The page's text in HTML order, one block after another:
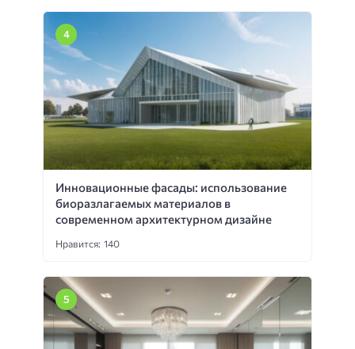
Инновационные фасады: использование
биоразлагаемых материалов в
современном архитектурном дизайне
Нравится: 140